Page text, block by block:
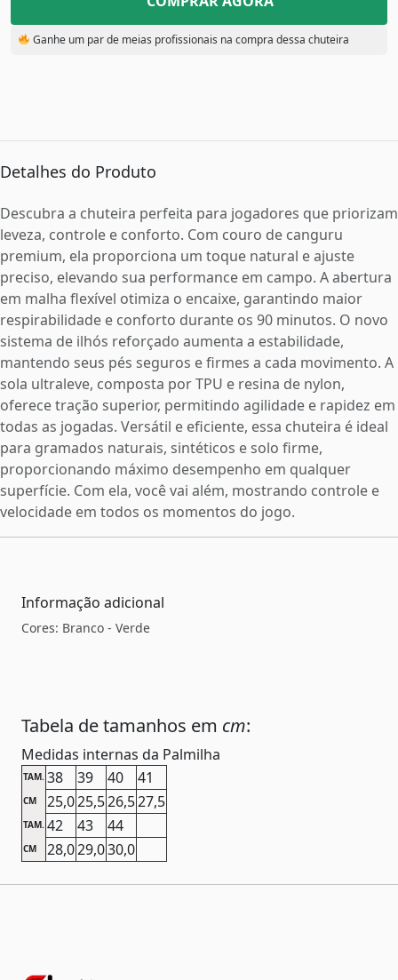
Ganhe um par de meias profissionais na compra dessa chuteira
Detalhes do Produto
Descubra a chuteira perfeita para jogadores que priorizam
leveza, controle e conforto. Com couro de canguru
premium, ela proporciona um toque natural e ajuste
preciso, elevando sua performance em campo. A abertura
em malha flexível otimiza o encaixe, garantindo maior
respirabilidade e conforto durante os 90 minutos. O novo
sistema de ilhós reforçado aumenta a estabilidade,
mantendo seus pés seguros e firmes a cada movimento. A
sola ultraleve, composta por TPU e resina de nylon,
oferece tração superior, permitindo agilidade e rapidez em
todas as jogadas. Versátil e eficiente, essa chuteira é ideal
para gramados naturais, sintéticos e solo firme,
proporcionando máximo desempenho em qualquer
superfície. Com ela, você vai além, mostrando controle e
velocidade em todos os momentos do jogo.
Informação adicional
Cores: Branco - Verde
Tabela de tamanhos em cm:
Medidas internas da Palmilha
TAM. 38 39 40 41
CM 25,025,526,527,5
TAM. 42 43 44
CM 28,029,030,0